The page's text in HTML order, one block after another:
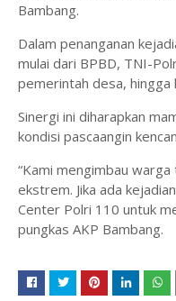
Bambang.
Dalam penanganan
mulai dari BPBD, TNI-
pemerintah desa,
Sinergi ini diharapkan
kondisi pascaangin
“Kami mengimbau
ekstrem. Jika ada
Center Polri 110 untuk
pungkas AKP Bambang.